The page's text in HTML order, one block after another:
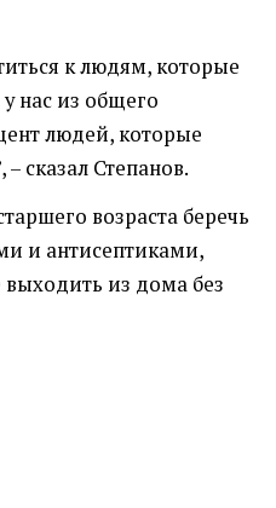
к людям, которые
нас из общего
людей, которые
– сказал Степанов.
возраста беречь
и антисептиками,
из дома без